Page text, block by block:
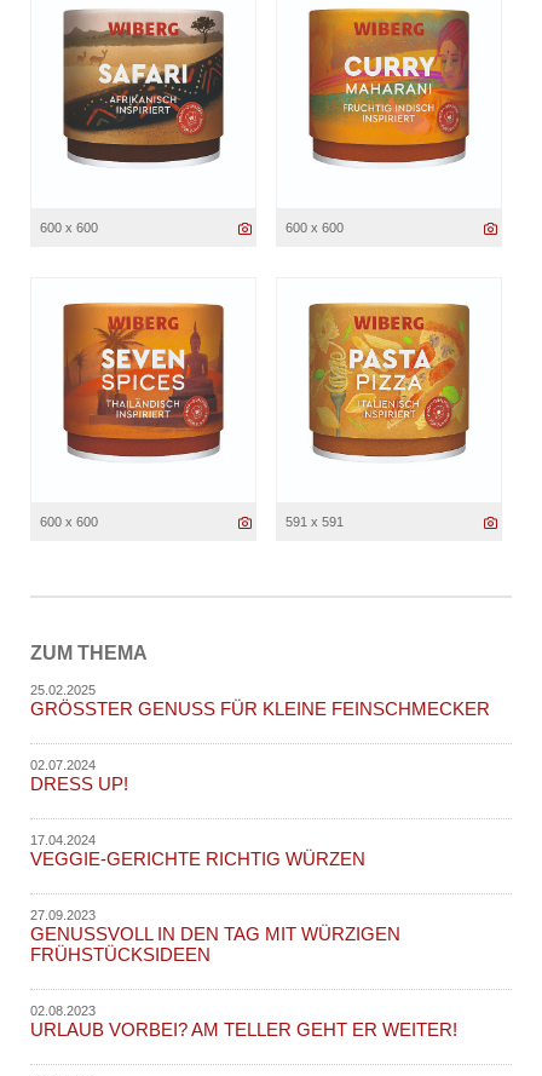
600 x 600 600 x 600
600 x 600 591 x 591
ZUM THEMA
25.02.2025
GRÖSSTER GENUSS FÜR KLEINE FEINSCHMECKER
02.07.2024
DRESS UP!
17.04.2024
VEGGIE-GERICHTE RICHTIG WÜRZEN
27.09.2023
GENUSSVOLL IN DEN TAG MIT WÜRZIGEN
FRÜHSTÜCKSIDEEN
02.08.2023
URLAUB VORBEI? AM TELLER GEHT ER WEITER!